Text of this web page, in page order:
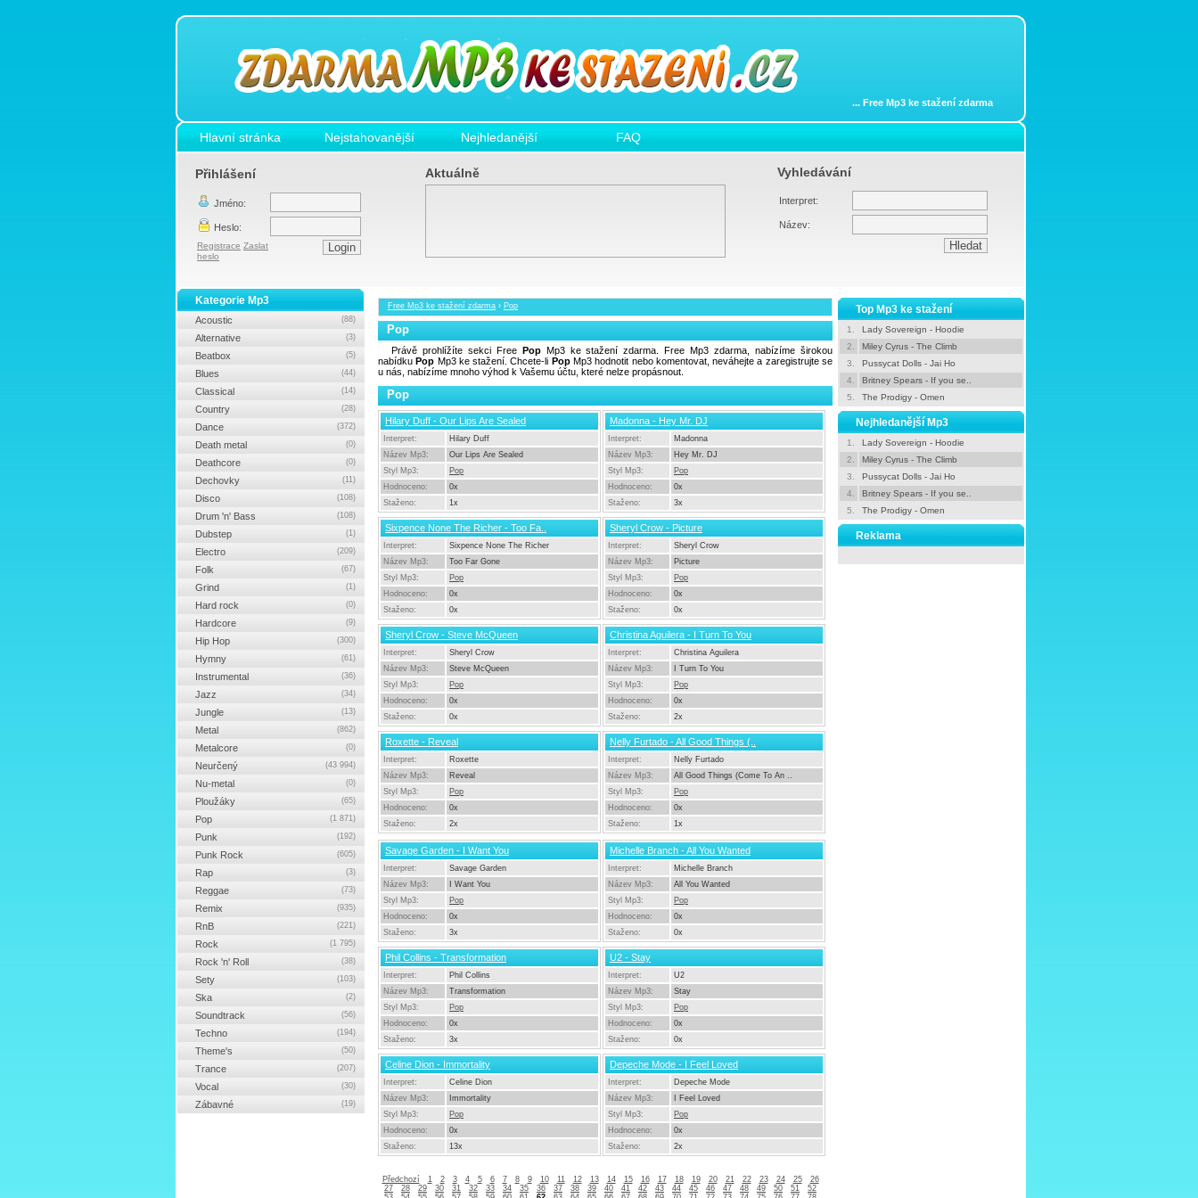
... Free Mp3 ke stažení zdarma
Hlavní stránka Nejstahovanější Nejhledanější FAQ
Přihlášení
Jméno:
Heslo:
Registrace Zaslat
heslo
Aktuálně Vyhledávání
Interpret:
Název:
Free Mp3 ke stažení zdarma › Pop
Pop
Právě prohlížíte sekci Free PopMp3 ke stažení zdarma. Free Mp3 zdarma, nabízíme širokou
nabídkuPop Mp3 ke stažení. Chcete-li PopMp3 hodnotit nebo komentovat, neváhejte a zaregistrujte se
u nás, nabízíme mnoho výhod k Vašemu účtu, které nelze propásnout.
Pop
Hilary Duff - Our Lips Are Sealed
Interpret:
Hilary Duff
Název Mp3:
Our Lips Are Sealed
Styl Mp3:
Pop
Hodnoceno:
0x
Staženo:
1x
Madonna - Hey Mr. DJ
Interpret:
Madonna
Název Mp3:
Hey Mr. DJ
Styl Mp3:
Pop
Hodnoceno:
0x
Staženo:
3x
Sixpence None The Richer - Too Fa..
Interpret:
Sixpence None The Richer
Název Mp3:
Too Far Gone
Styl Mp3:
Pop
Hodnoceno:
0x
Staženo:
0x
Sheryl Crow - Picture
Interpret:
Sheryl Crow
Název Mp3:
Picture
Styl Mp3:
Pop
Hodnoceno:
0x
Staženo:
0x
Sheryl Crow - Steve McQueen
Interpret:
Sheryl Crow
Název Mp3:
Steve McQueen
Styl Mp3:
Pop
Hodnoceno:
0x
Staženo:
0x
Christina Aguilera - I Turn To You
Interpret:
Christina Aguilera
Název Mp3:
I Turn To You
Styl Mp3:
Pop
Hodnoceno:
0x
Staženo:
2x
Roxette - Reveal
Interpret:
Roxette
Název Mp3:
Reveal
Styl Mp3:
Pop
Hodnoceno:
0x
Staženo:
2x
Nelly Furtado - All Good Things (..
Interpret:
Nelly Furtado
Název Mp3:
All Good Things (Come To An ..
Styl Mp3:
Pop
Hodnoceno:
0x
Staženo:
1x
Savage Garden - I Want You
Interpret:
Savage Garden
Název Mp3:
I Want You
Styl Mp3:
Pop
Hodnoceno:
0x
Staženo:
3x
Michelle Branch - All You Wanted
Interpret:
Michelle Branch
Název Mp3:
All You Wanted
Styl Mp3:
Pop
Hodnoceno:
0x
Staženo:
0x
Phil Collins - Transformation
Interpret:
Phil Collins
Název Mp3:
Transformation
Styl Mp3:
Pop
Hodnoceno:
0x
Staženo:
3x
U2 - Stay
Interpret:
U2
Název Mp3:
Stay
Styl Mp3:
Pop
Hodnoceno:
0x
Staženo:
0x
Celine Dion - Immortality
Interpret:
Celine Dion
Název Mp3:
Immortality
Styl Mp3:
Pop
Hodnoceno:
0x
Staženo:
13x
Depeche Mode - I Feel Loved
Interpret:
Depeche Mode
Název Mp3:
I Feel Loved
Styl Mp3:
Pop
Hodnoceno:
0x
Staženo:
2x
Předchozí 1 2 3 4 5 6 7 8 9 10 11 12 13 14 15 16 17 18 19 20 21 22 23 24 25
26
27
28 29 30 31 32 33 34 35 36 37 38 39 40 41 42 43 44 45 46 47 48 49 50 51
52
Top Mp3 ke stažení
1.
Lady Sovereign - Hoodie
2.
Miley Cyrus - The Climb
3.
Pussycat Dolls - Jai Ho
4.
Britney Spears - If you se..
5.
The Prodigy - Omen
Nejhledanější Mp3
1.
Lady Sovereign - Hoodie
2.
Miley Cyrus - The Climb
3.
Pussycat Dolls - Jai Ho
4.
Britney Spears - If you se..
5.
The Prodigy - Omen
Reklama
Kategorie Mp3
Acoustic (88)
Alternative (3)
Beatbox (5)
Blues (44)
Classical (14)
Country (28)
Dance (372)
Death metal (0)
Deathcore (0)
Dechovky (11)
Disco (108)
Drum 'n' Bass (108)
Dubstep (1)
Electro (209)
Folk (67)
Grind (1)
Hard rock (0)
Hardcore (9)
Hip Hop (300)
Hymny (61)
Instrumental (36)
Jazz (34)
Jungle (13)
Metal (862)
Metalcore (0)
Neurčený (43 994)
Nu-metal (0)
Ploužáky (65)
Pop (1 871)
Punk (192)
Punk Rock (605)
Rap (3)
Reggae (73)
Remix (935)
RnB (221)
Rock (1 795)
Rock 'n' Roll (38)
Sety (103)
Ska (2)
Soundtrack (56)
Techno (194)
Theme's (50)
Trance (207)
Vocal (30)
Zábavné (19)